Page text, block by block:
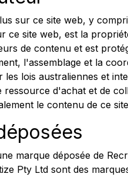
sur ce site web, y
ce site web, est la
de contenu et est
l'assemblage et la
les lois australiennes et
ressource d'achat et de
le contenu de ce
marque déposée de
Pty Ltd sont des